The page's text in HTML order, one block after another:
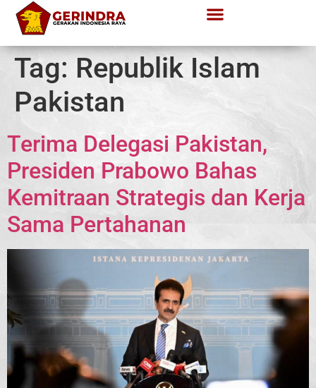
Tag: Republik Islam
Pakistan
Terima Delegasi Pakistan,
Presiden Prabowo Bahas
Kemitraan Strategis dan Kerja
Sama Pertahanan